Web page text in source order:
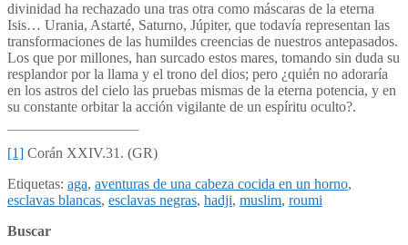
divinidad ha rechazado una tras otra como máscaras de la eterna
Isis… Urania, Astarté, Saturno, Júpiter, que todavía representan las
transformaciones de las humildes creencias de nuestros antepasados.
Los que por millones, han surcado estos mares, tomando sin duda su
resplandor por la llama y el trono del dios; pero ¿quién no adoraría
en los astros del cielo las pruebas mismas de la eterna potencia, y en
su constante orbitar la acción vigilante de un espíritu oculto?.
[1] Corán XXIV.31. (GR)
Etiquetas: aga, aventuras de una cabeza cocida en un horno,
esclavas blancas, esclavas negras, hadji, muslim, roumi
Buscar